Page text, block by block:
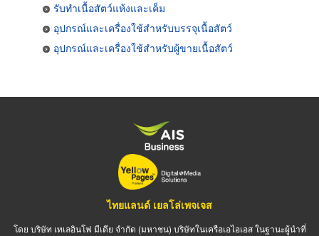
รับทำเนื้อสัตว์แห้งและเค็ม
อุปกรณ์และเครื่องใช้สำหรับบรรจุเนื้อสัตว์
อุปกรณ์และเครื่องใช้สำหรับผู้ขายเนื้อสัตว์
ไทยแลนด์ เยลโล่เพจเจส
โดย บริษัท เทเลอินโฟ มีเดีย จำกัด (มหาชน) บริษัทในเครือเอไอเอส ในฐานะผู้นำที่